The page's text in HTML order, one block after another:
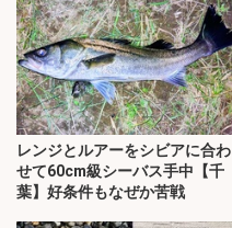
レンジとルアーをシビアに合わ
せて60cm級シーバス手中【千
葉】好条件もなぜか苦戦